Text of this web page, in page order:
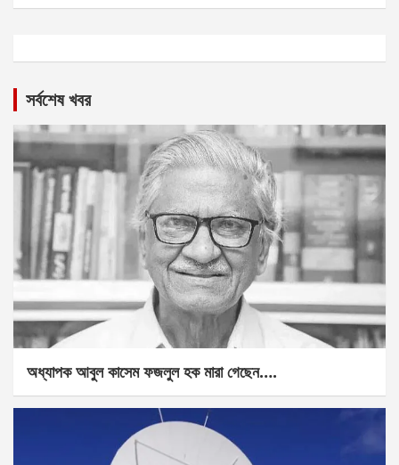
সর্বশেষ খবর
অধ্যাপক আবুল কাসেম ফজলুল হক মারা গেছেন….